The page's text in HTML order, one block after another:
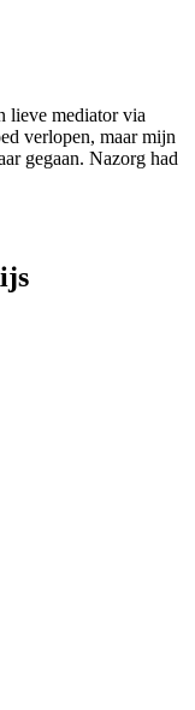
lieve mediator via
verlopen, maar mijn
gegaan. Nazorg had